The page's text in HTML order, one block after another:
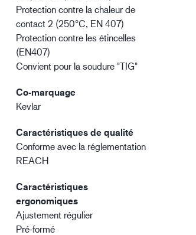
Protection contre la chaleur de
contact 2 (250°C, EN 407)
Protection contre les étincelles
(EN407)
Convient pour la soudure "TIG"
Co-marquage
Kevlar
Caractéristiques de qualité
Conforme avec la réglementation
REACH
Caractéristiques
ergonomiques
Ajustement régulier
Pré-formé